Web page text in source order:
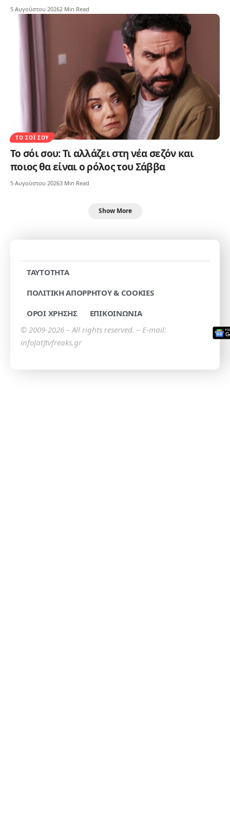
5 Αυγούστου 20262 Min Read
ΤΟ ΣΌΙ ΣΟΥ
Το σόι σου: Τι αλλάζει στη νέα σεζόν και
ποιος θα είναι ο ρόλος του Σάββα
5 Αυγούστου 20263 Min Read
Show More
TAYTOTHTA
ΠΟΛΙΤΙΚΗ ΑΠΟΡΡΗΤΟΥ & COOKIES
ΟΡΟΙ ΧΡΗΣΗΣ
ΕΠΙΚΟΙΝΩΝΙΑ
© 2009-2026 – All rights reserved. – E-mail:
info[at]tvfreaks.gr